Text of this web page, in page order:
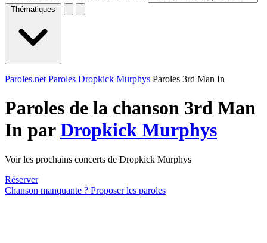
Thématiques
Paroles.net Paroles Dropkick Murphys Paroles 3rd Man In
Paroles de la chanson 3rd Man
In parDropkick Murphys
Voir les prochains concerts de Dropkick Murphys
Réserver
Chanson manquante ? Proposer les paroles